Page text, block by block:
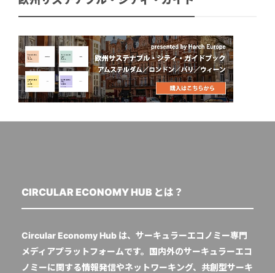
CIRCULAR ECONOMY HUB とは？
Circular Economy Hub は、サーキュラーエコノミー専門
メディアプラットフォームです。国内外のサーキュラーエコ
ノミーに関する情報発信やネットワーキング、共創型サーキ